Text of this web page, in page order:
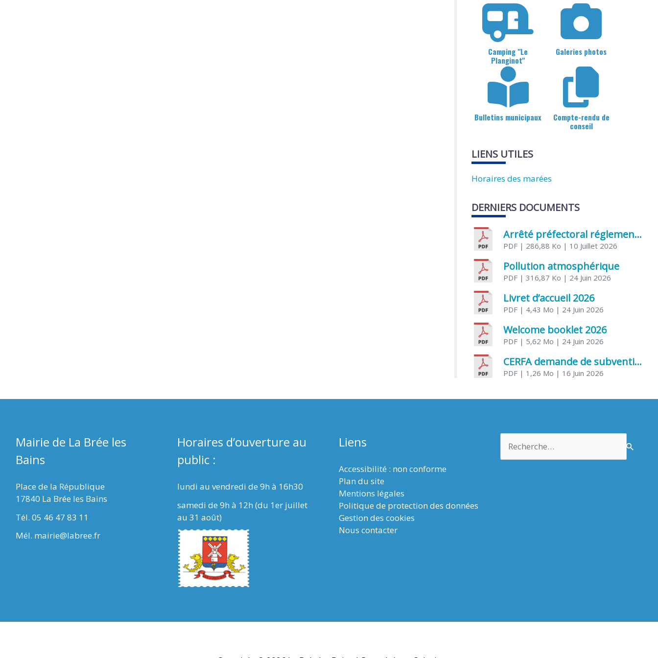
Camping "Le
Planginot"
Galeries photos
Bulletins municipaux
Compte-rendu de
conseil
LIENS UTILES
Horaires des marées
DERNIERS DOCUMENTS
Arrêté préfectoral réglementant l’usage de l’eau
PDF | 286,88 Ko | 10 Juillet 2026
Pollution atmosphérique
PDF | 316,87 Ko | 24 Juin 2026
Livret d’accueil 2026
PDF | 4,43 Mo | 24 Juin 2026
Welcome booklet 2026
PDF | 5,62 Mo | 24 Juin 2026
CERFA demande de subvention association
PDF | 1,26 Mo | 16 Juin 2026
Mairie de La Brée les
Bains
Place de la République
17840 La Brée les Bains
Tél. 05 46 47 83 11
Mél. mairie@labree.fr
Horaires d’ouverture au
public :
lundi au vendredi de 9h à 16h30
samedi de 9h à 12h (du 1er juillet
au 31 août)
Liens
Accessibilité : non conforme
Plan du site
Mentions légales
Politique de protection des données
Gestion des cookies
Nous contacter